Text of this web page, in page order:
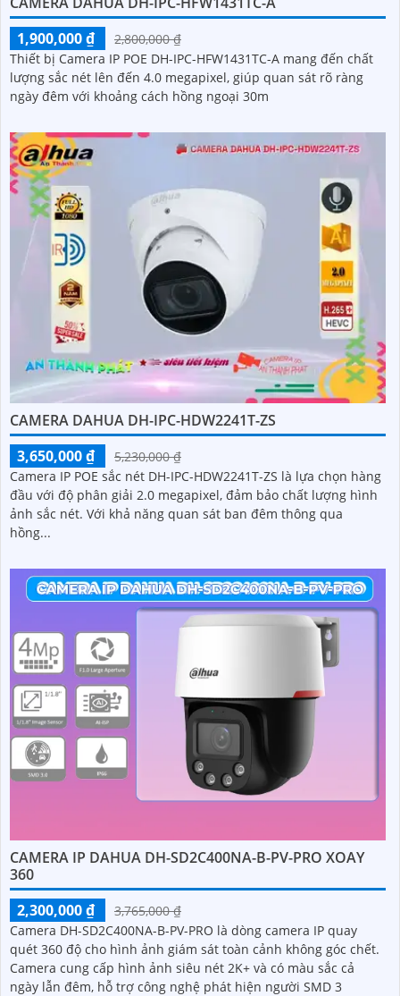
1,900,000 ₫
2,800,000 ₫
Thiết bị Camera IP POE DH-IPC-HFW1431TC-A mang đến chất
lượng sắc nét lên đến 4.0 megapixel, giúp quan sát rõ ràng
ngày đêm với khoảng cách hồng ngoại 30m
CAMERA DAHUA DH-IPC-HDW2241T-ZS
3,650,000 ₫
5,230,000 ₫
Camera IP POE sắc nét DH-IPC-HDW2241T-ZS là lựa chọn hàng
đầu với độ phân giải 2.0 megapixel, đảm bảo chất lượng hình
ảnh sắc nét. Với khả năng quan sát ban đêm thông qua
hồng...
CAMERA IP DAHUA DH-SD2C400NA-B-PV-PRO XOAY
360
2,300,000 ₫
3,765,000 ₫
Camera DH-SD2C400NA-B-PV-PRO là dòng camera IP quay
quét 360 độ cho hình ảnh giám sát toàn cảnh không góc chết.
Camera cung cấp hình ảnh siêu nét 2K+ và có màu sắc cả
ngày lẫn đêm, hỗ trợ công nghệ phát hiện người SMD 3